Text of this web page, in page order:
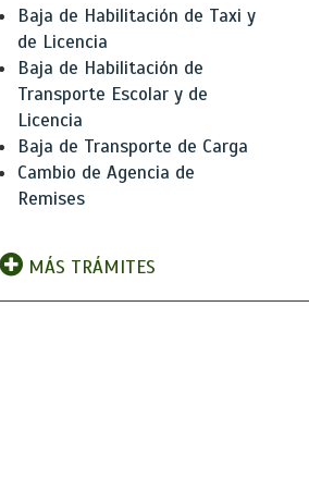
Baja de Habilitación de Taxi y
de Licencia
Baja de Habilitación de
Transporte Escolar y de
Licencia
Baja de Transporte de Carga
Cambio de Agencia de
Remises
MÁS TRÁMITES